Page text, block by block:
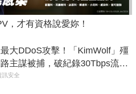
，才有資格說愛妳！
大DDoS攻擊！「KimWolf」殭
主謀被捕，破紀錄30Tbps流量
球！
訊安全